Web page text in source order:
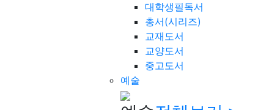
대학생필독서
총서(시리즈)
교재도서
교양도서
중고도서
예술